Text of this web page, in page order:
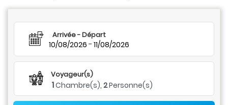
Arrivée - Départ
10/08/2026 - 11/08/2026
Voyageur(s)
1Chambre(s), 2Personne(s)